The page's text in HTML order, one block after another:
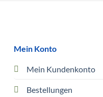
Mein Konto
Mein Kundenkonto
Bestellungen